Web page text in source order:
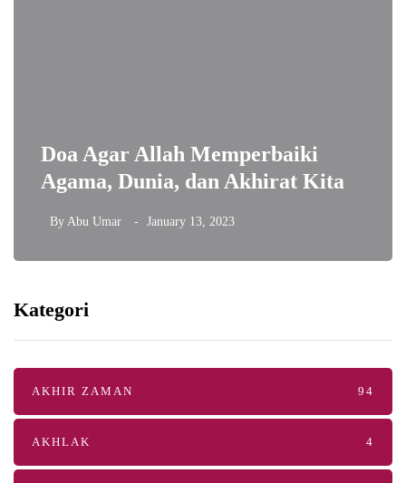
Doa Agar Allah Memperbaiki
Agama, Dunia, dan Akhirat Kita
By Abu Umar January 13, 2023
Kategori
AKHIR ZAMAN 94
AKHLAK 4